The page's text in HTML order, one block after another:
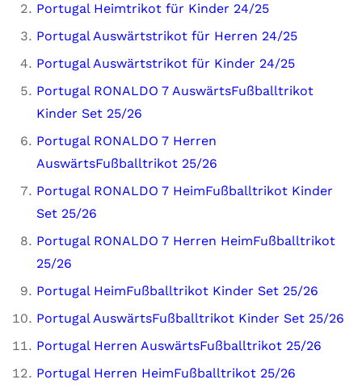
Portugal Heimtrikot für Kinder 24/25
Portugal Auswärtstrikot für Herren 24/25
Portugal Auswärtstrikot für Kinder 24/25
Portugal RONALDO 7 AuswärtsFußballtrikot
Kinder Set 25/26
Portugal RONALDO 7 Herren
AuswärtsFußballtrikot 25/26
Portugal RONALDO 7 HeimFußballtrikot Kinder
Set 25/26
Portugal RONALDO 7 Herren HeimFußballtrikot
25/26
Portugal HeimFußballtrikot Kinder Set 25/26
Portugal AuswärtsFußballtrikot Kinder Set 25/26
Portugal Herren AuswärtsFußballtrikot 25/26
Portugal Herren HeimFußballtrikot 25/26